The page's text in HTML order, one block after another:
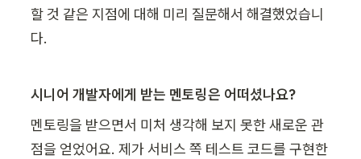
할 것 같은 지점에 대해 미리 질문해서 해결했었습니
다.
시니어 개발자에게 받는 멘토링은 어떠셨나요?
멘토링을 받으면서 미처 생각해 보지 못한 새로운 관
점을 얻었어요. 제가 서비스 쪽 테스트 코드를 구현한